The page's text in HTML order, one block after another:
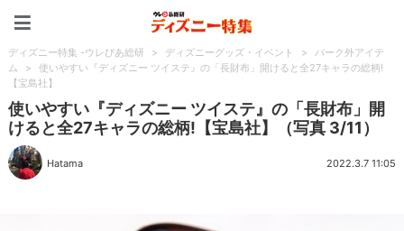
ディズニー特集 -ウレぴあ総研 > ディズニーグッズ・イベント >
パーク外アイテ
ム
>
使いやすい『ディズニー ツイステ』の「長財布」開けると全27キャラの総柄!
【宝島社】
使いやすい『ディズニー ツイステ』の「長財布」開
けると全27キャラの総柄!【宝島社】（写真 3/11）
Hatama 2022.3.7 11:05